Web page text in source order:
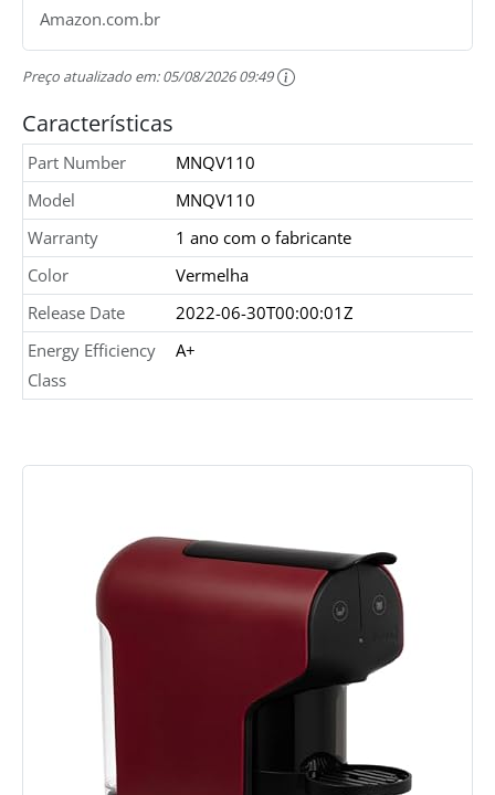
Amazon.com.br
Preço atualizado em:05/08/2026 09:49
Características
Part Number
MNQV110
Model
MNQV110
Warranty
1 ano com o fabricante
Color
Vermelha
Release Date
2022-06-30T00:00:01Z
Energy Efficiency
Class
A+